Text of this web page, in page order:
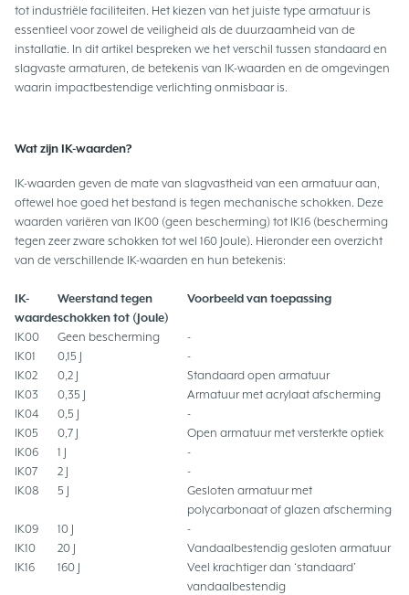
tot industriële faciliteiten. Het kiezen van het juiste type armatuur is
essentieel voor zowel de veiligheid als de duurzaamheid van de
installatie. In dit artikel bespreken we het verschil tussen standaard en
slagvaste armaturen, de betekenis van IK-waarden en de omgevingen
waarin impactbestendige verlichting onmisbaar is.
Wat zijn IK-waarden?
IK-waarden geven de mate van slagvastheid van een armatuur aan,
oftewel hoe goed het bestand is tegen mechanische schokken. Deze
waarden variëren van IK00 (geen bescherming) tot IK16 (bescherming
tegen zeer zware schokken tot wel 160 Joule). Hieronder een overzicht
van de verschillende IK-waarden en hun betekenis:
IK-
waarde
Weerstand tegen
schokken tot (Joule)
Voorbeeld van toepassing
IK00 Geen bescherming
-
IK01
0,15 J
-
IK02
0,2 J
Standaard open armatuur
IK03
0,35 J
Armatuur met acrylaat afscherming
IK04
0,5 J
-
IK05
0,7 J
Open armatuur met versterkte optiek
IK06
1 J
-
IK07
2 J
-
IK08
5 J
Gesloten armatuur met
polycarbonaat of glazen afscherming
IK09
10 J
-
IK10
20 J
Vandaalbestendig gesloten armatuur
IK16
160 J
Veel krachtiger dan ‘standaard’
vandaalbestendig